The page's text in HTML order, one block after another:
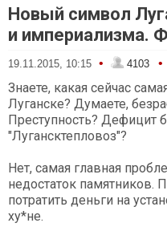
Новый символ
и империализма.
19.11.2015, 10:15 • 4103 •
Знаете, какая сейчас
Луганске? Думаете,
Преступность? Дефицит
"Лугансктепловоз"?
Нет, самая главная
недостаток памятников.
потратить деньги на
ху*не.